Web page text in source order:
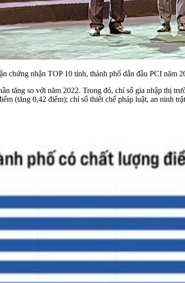
nhận TOP 10 tỉnh, thành phố dẫn đầu PCI năm
tăng so với năm 2022. Trong đó, chỉ số gia nhập thị
(tăng 0,42 điểm); chỉ số thiết chế pháp luật, an ninh